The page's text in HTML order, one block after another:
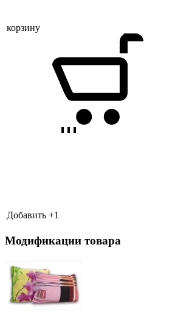
корзину
Добавить +1
Модификации товара